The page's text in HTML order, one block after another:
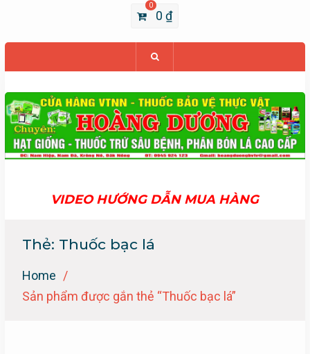
0
0₫
VIDEO HƯỚNG DẪN MUA HÀNG
Thẻ: Thuốc bạc lá
Home
Sản phẩm được gắn thẻ “Thuốc bạc lá”